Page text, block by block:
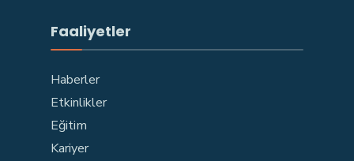
Faaliyetler
Haberler
Etkinlikler
Eğitim
Kariyer